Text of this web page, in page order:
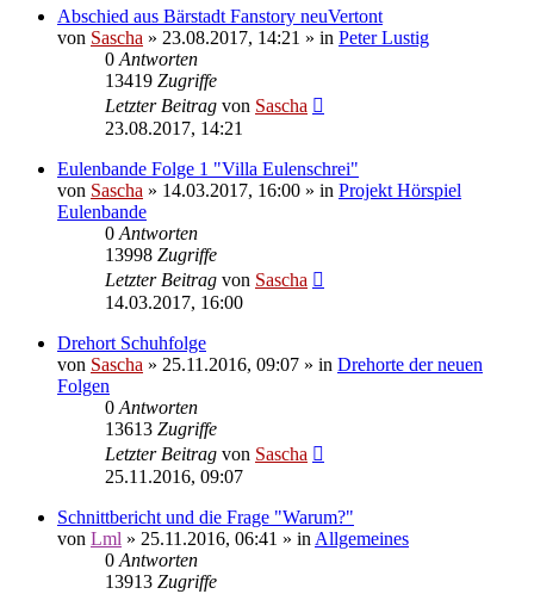
Abschied aus Bärstadt Fanstory neuVertont
von Sascha » 23.08.2017, 14:21 » in Peter Lustig
0 Antworten
13419 Zugriffe
Letzter Beitrag von Sascha
23.08.2017, 14:21
Eulenbande Folge 1 "Villa Eulenschrei"
von Sascha » 14.03.2017, 16:00 » in Projekt Hörspiel
Eulenbande
0 Antworten
13998 Zugriffe
Letzter Beitrag von Sascha
14.03.2017, 16:00
Drehort Schuhfolge
von Sascha » 25.11.2016, 09:07 » in Drehorte der neuen
Folgen
0 Antworten
13613 Zugriffe
Letzter Beitrag von Sascha
25.11.2016, 09:07
Schnittbericht und die Frage "Warum?"
von Lml » 25.11.2016, 06:41 » in Allgemeines
0 Antworten
13913 Zugriffe